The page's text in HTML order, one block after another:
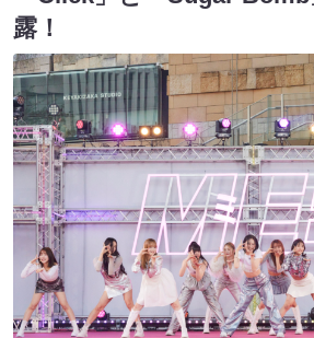
露！